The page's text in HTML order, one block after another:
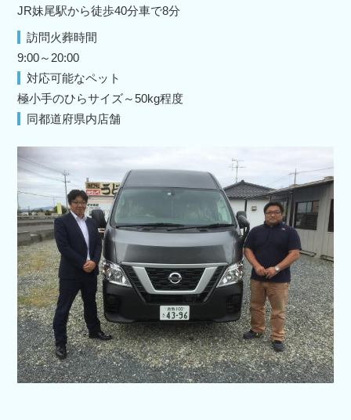
JR妹尾駅から徒歩40分車で8分
訪問火葬時間
9:00～20:00
対応可能なペット
極小手のひらサイズ～50kg程度
同都道府県内店舗